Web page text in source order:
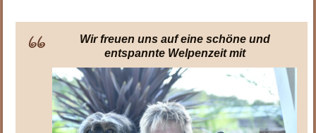
Wir freuen uns auf eine schöne und
entspannte Welpenzeit mit